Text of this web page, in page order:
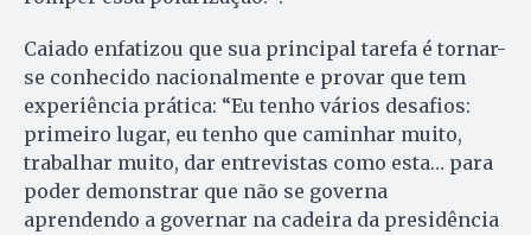
Caiado enfatizou que sua principal tarefa é tornar-
se conhecido nacionalmente e provar que tem
experiência prática: “Eu tenho vários desafios:
primeiro lugar, eu tenho que caminhar muito,
trabalhar muito, dar entrevistas como esta… para
poder demonstrar que não se governa
aprendendo a governar na cadeira da presidência